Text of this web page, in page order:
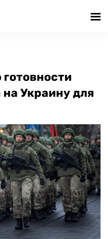
Украину для